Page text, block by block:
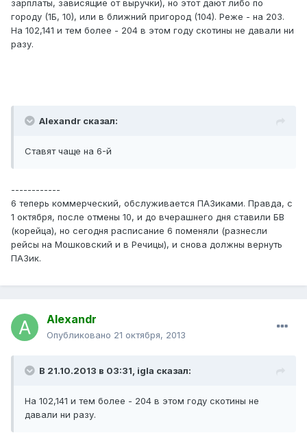
зарплаты, зависящие от выручки), но этот дают либо по
городу (1Б, 10), или в ближний пригород (104). Реже - на 203.
На 102,141 и тем более - 204 в этом году скотины не давали ни
разу.
Alexandr сказал:
Ставят чаще на 6-й
------------
6 теперь коммерческий, обслуживается ПАЗиками. Правда, с
1 октября, после отмены 10, и до вчерашнего дня ставили БВ
(корейца), но сегодня расписание 6 поменяли (разнесли
рейсы на Мошковский и в Речицы), и снова должны вернуть
ПАЗик.
Alexandr
Опубликовано 21 октября, 2013
В 21.10.2013 в 03:31, igla сказал:
На 102,141 и тем более - 204 в этом году скотины не
давали ни разу.